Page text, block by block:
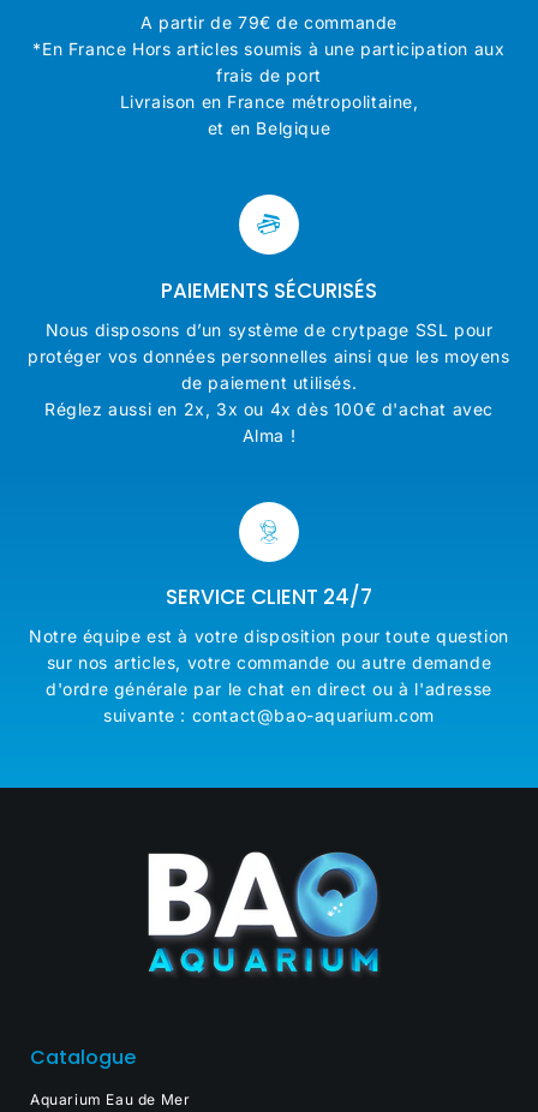
A partir de 79€ de commande
*En France Hors articles soumis à une participation aux
frais de port
Livraison en France métropolitaine,
et en Belgique
PAIEMENTS SÉCURISÉS
Nous disposons d’un système de crytpage SSL pour
protéger vos données personnelles ainsi que les moyens
de paiement utilisés.
Réglez aussi en 2x, 3x ou 4x dès 100€ d'achat avec
Alma !
SERVICE CLIENT 24/7
Notre équipe est à votre disposition pour toute question
sur nos articles, votre commande ou autre demande
d'ordre générale par le chat en direct ou à l'adresse
suivante : contact@bao-aquarium.com
Catalogue
Aquarium Eau de Mer